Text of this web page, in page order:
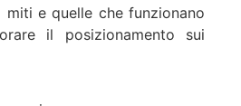
e quelle che funzionano
il posizionamento sui